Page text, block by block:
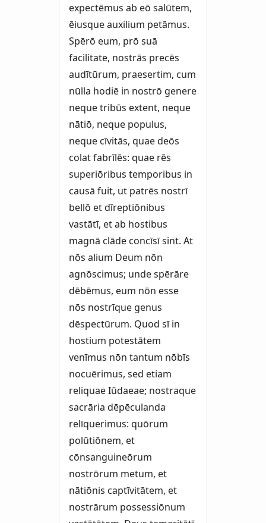
expectēmus ab eō salūtem,
ēiusque auxilium petāmus.
Spērō eum, prō suā
facilitate, nostrās precēs
audītūrum, praesertim, cum
nūlla hodiē in nostrō genere
neque tribūs extent, neque
nātiō, neque populus,
neque cīvitās, quae deōs
colat fabrīlēs: quae rēs
superiōribus temporibus in
causā fuit, ut patrēs nostrī
bellō et dīreptiōnibus
vastātī, et ab hostibus
magnā clāde concīsī sint. At
nōs alium Deum nōn
agnōscimus; unde spērāre
dēbēmus, eum nōn esse
nōs nostrīque genus
dēspectūrum. Quod sī in
hostium potestātem
venīmus nōn tantum nōbīs
nocuērimus, sed etiam
reliquae Iūdaeae; nostraque
sacrāria dēpēculanda
relīquerimus: quōrum
polūtiōnem, et
cōnsanguineōrum
nostrōrum metum, et
nātiōnis captīvitātem, et
nostrārum possessiōnum